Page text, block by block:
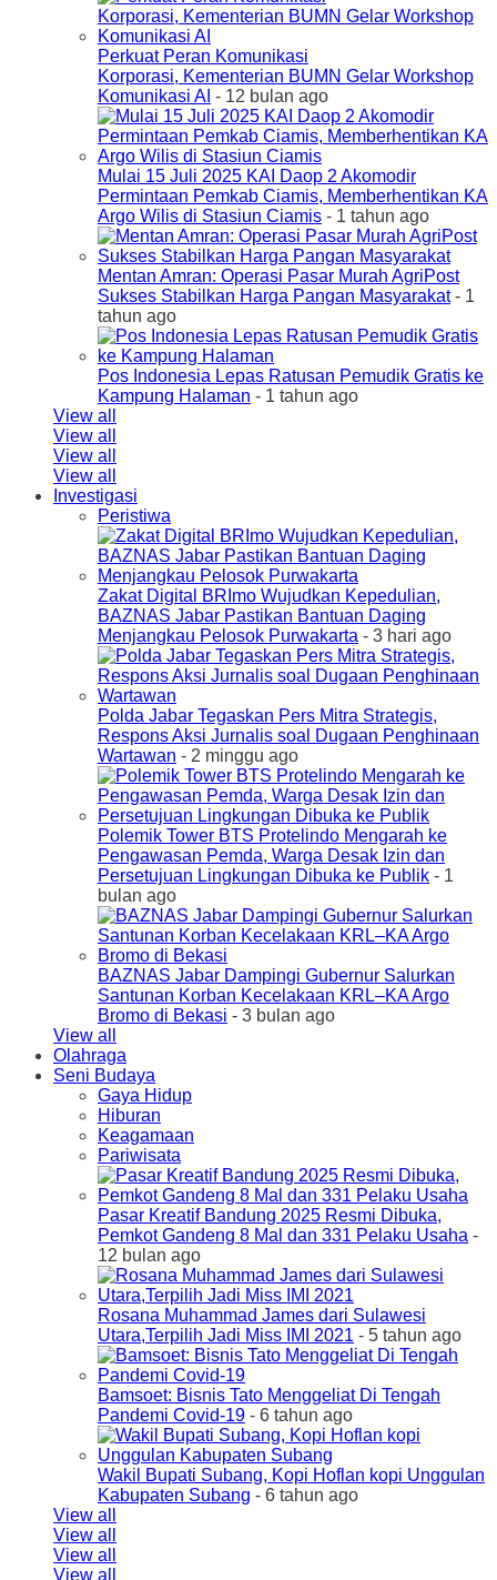
Perkuat Peran Komunikasi
Korporasi, Kementerian BUMN Gelar Workshop
Komunikasi AI - 12 bulan ago
Mulai 15 Juli 2025 KAI Daop 2 Akomodir
Permintaan Pemkab Ciamis, Memberhentikan KA
Argo Wilis di Stasiun Ciamis - 1 tahun ago
Mentan Amran: Operasi Pasar Murah AgriPost
Sukses Stabilkan Harga Pangan Masyarakat- 1
tahun ago
Pos Indonesia Lepas Ratusan Pemudik Gratis ke
Kampung Halaman - 1 tahun ago
View all
View all
View all
View all
Investigasi
Peristiwa
Zakat Digital BRImo Wujudkan Kepedulian,
BAZNAS Jabar Pastikan Bantuan Daging
Menjangkau Pelosok Purwakarta - 3 hari ago
Polda Jabar Tegaskan Pers Mitra Strategis,
Respons Aksi Jurnalis soal Dugaan Penghinaan
Wartawan - 2 minggu ago
Polemik Tower BTS Protelindo Mengarah ke
Pengawasan Pemda, Warga Desak Izin dan
Persetujuan Lingkungan Dibuka ke Publik - 1
bulan ago
BAZNAS Jabar Dampingi Gubernur Salurkan
Santunan Korban Kecelakaan KRL–KA Argo
Bromo di Bekasi - 3 bulan ago
View all
Olahraga
Seni Budaya
Gaya Hidup
Hiburan
Keagamaan
Pariwisata
Pasar Kreatif Bandung 2025 Resmi Dibuka,
Pemkot Gandeng 8 Mal dan 331 Pelaku Usaha -
12 bulan ago
Rosana Muhammad James dari Sulawesi
Utara,Terpilih Jadi Miss IMI 2021 - 5 tahun ago
Bamsoet: Bisnis Tato Menggeliat Di Tengah
Pandemi Covid-19 - 6 tahun ago
Wakil Bupati Subang, Kopi Hoflan kopi Unggulan
Kabupaten Subang - 6 tahun ago
View all
View all
View all
View all